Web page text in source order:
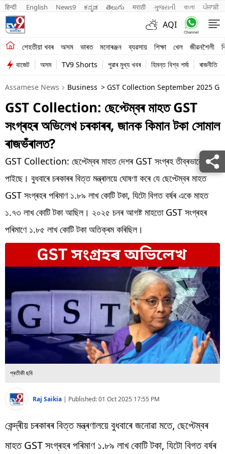
हिन्दी English News9 ಕನ್ನಡ తెలుగు मराठी ગુજરાતી বাংলা ਪੰਜਾਬੀ
AQI
শেহতীয়া খবৰ অসম ভাৰত মনোৰঞ্জন ব্যৱসায় শিক্ষা খেল জীৱনশৈলী
শেহতীয়া খবৰ
অসম
ভাৰত
মনোৰঞ্জন
ব্যৱসায়
শিক্ষা
খেল
বিশ্ব
বাজেট অসম TV9 Shorts পুৱাৰ মুখ্য খবৰ হিমন্ত বিশ্ব শৰ্মা ৰাজনীতি
Assamese News Business > GST Collection September 2025
GST Collection: ছেপ্টেম্বৰ মাহত GST
সংগ্ৰহৰ অভিলেখ চৰকাৰৰ, জানক কিমান টকা সোমাল
ৰাজভঁৰালত?
GST Collection: ছেপ্টেম্বৰ মাহত দেশৰ GST সংগ্ৰহ তীব্ৰভাৱে বৃদ্ধি
পাইছে। বুধবাৰে চৰকাৰৰ বিত্ত মন্ত্ৰালয়ে ঘোষণা কৰে যে ছেপ্টেম্বৰ মাহত
GST সংগ্ৰহৰ পৰিমাণ ১.৮৯ লাখ কোটি টকা, যিটো বিগত বৰ্ষৰ একে মাহত
১.৭৩ লাখ কোটি টকা আছিল। ২০২৫ চনৰ আগষ্ট মাহতো GST সংগ্ৰহৰ
পৰিমাণে ১.৮৫ লাখ কোটি টকা অতিক্ৰম কৰিছিল।
প্ৰতীকী ছবি
Raj Saikia | Published:01 Oct 2025 17:55 PM
কেন্দ্ৰীয় চৰকাৰৰ বিত্ত মন্ত্ৰণালয়ে বুধবাৰে জনোৱা মতে, ছেপ্টেম্বৰ
মাহত GST সংগ্ৰহৰ পৰিমাণ ১.৮৯ লাখ কোটি টকা, যিটো বিগত বৰ্ষৰ